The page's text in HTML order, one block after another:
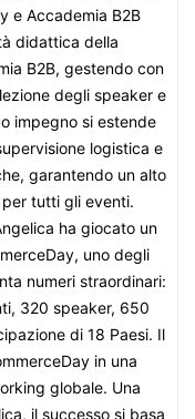
e Accademia B2B
didattica della
B2B, gestendo con
degli speaker e
impegno si estende
logistica e
garantendo un alto
tutti gli eventi.
ha giocato un
uno degli
numeri straordinari:
320 speaker, 650
di 18 Paesi. Il
in una
globale. Una
il successo si basa